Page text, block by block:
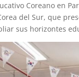
Coreano en
del Sur, que
sus horizontes